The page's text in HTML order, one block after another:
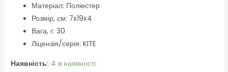
Матеріал: Поліестер
Розмір, см: 7x19x4
Вага, г:30
Ліцензія/серія:KITE
Наявність: 4 в наявності